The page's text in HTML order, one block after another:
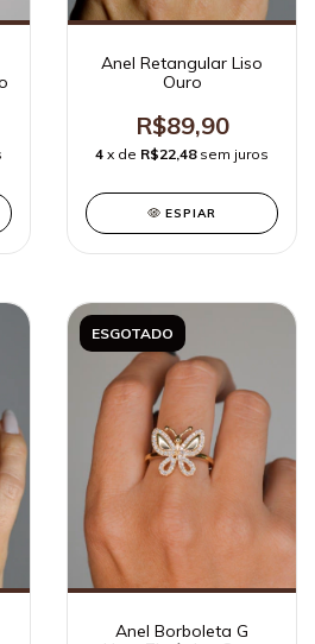
Anel Retangular Liso
Ouro
R$89,90
4 x de R$22,48 sem juros
ESPIAR
ESGOTADO
Anel Borboleta G